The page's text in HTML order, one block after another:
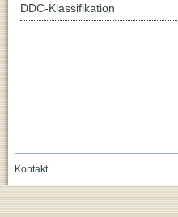
DDC-Klassifikation
Kontakt